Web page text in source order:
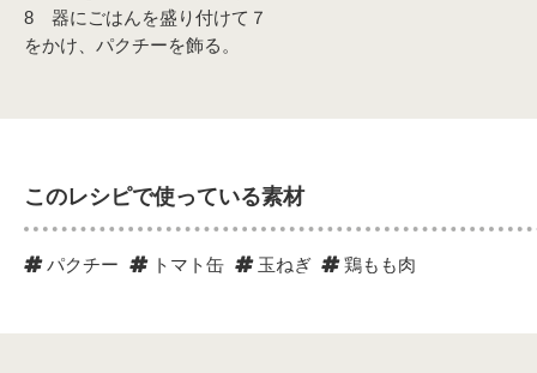
8 器にごはんを盛り付けて７
をかけ、パクチーを飾る。
このレシピで使っている素材
パクチー トマト缶 玉ねぎ 鶏もも肉